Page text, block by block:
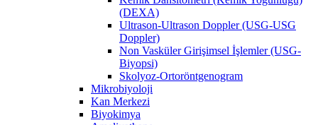
(DEXA)
Ultrason-Ultrason Doppler (USG-USG
Doppler)
Non Vasküler Girişimsel İşlemler (USG-
Biyopsi)
Skolyoz-Ortoröntgenogram
Mikrobiyoloji
Kan Merkezi
Biyokimya